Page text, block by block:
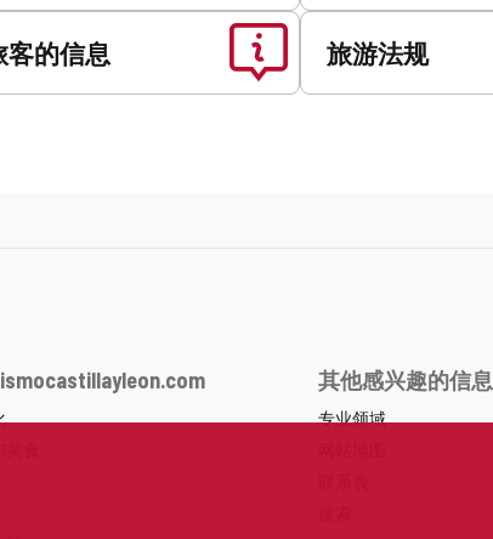
客的信息 旅游法规
其他感兴趣的信息
专业领域